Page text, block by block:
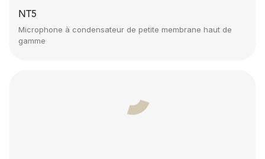
NT5
Microphone à condensateur de petite membrane haut de
gamme